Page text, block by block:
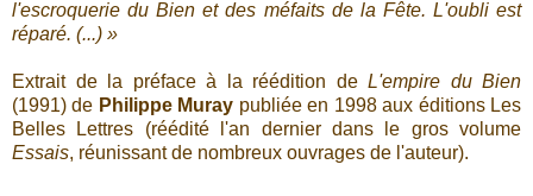
l'escroquerie du Bien et des méfaits de la Fête. L'oubli est
réparé. (...) »
Extrait de la préface à la réédition de L'empire du Bien
(1991) de Philippe Muray publiée en 1998 aux éditions Les
Belles Lettres (réédité l'an dernier dans le gros volume
Essais, réunissant de nombreux ouvrages de l'auteur).